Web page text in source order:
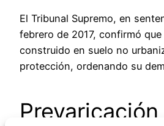
El Tribunal Supremo, en
febrero de 2017, confirmó
construido en suelo no
protección, ordenando su
Prevaricación